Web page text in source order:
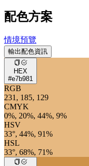
配色方案
情境預覽
輸出配色資訊
HEX
#e7b981
RGB
231, 185, 129
CMYK
0%, 20%, 44%, 9%
HSV
33°, 44%, 91%
HSL
33°, 68%, 71%